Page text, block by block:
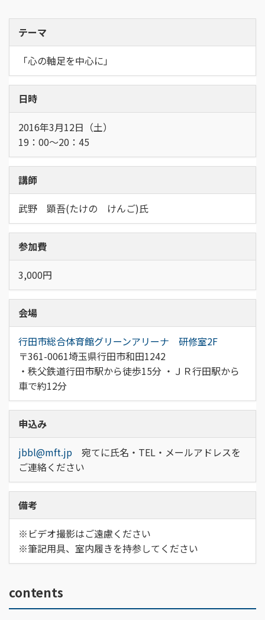
テーマ
「心の軸足を中心に」
日時
2016年3月12日（土）
19：00～20：45
講師
武野 顕吾(たけの けんご)氏
参加費
3,000円
会場
行田市総合体育館グリーンアリーナ 研修室2F
〒361-0061埼玉県行田市和田1242
・秩父鉄道行田市駅から徒歩15分 ・ＪＲ行田駅から
車で約12分
申込み
jbbl@mft.jp 宛てに氏名・TEL・メールアドレスを
ご連絡ください
備考
※ビデオ撮影はご遠慮ください
※筆記用具、室内履きを持参してください
contents